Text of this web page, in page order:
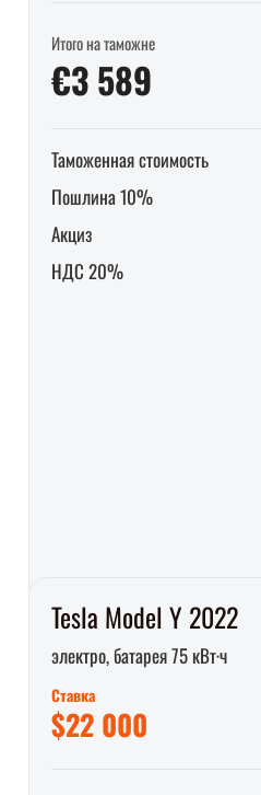
Итого на таможне
€3 589
Таможенная стоимость
Пошлина 10%
Акциз
НДС 20%
Tesla Model Y 2022
электро, батарея 75 кВт·ч
Ставка
$22 000